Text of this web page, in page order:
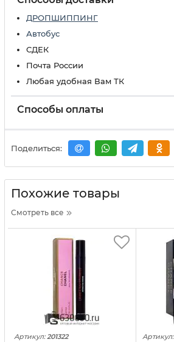
ДРОПШИППИНГ
Автобус
СДЕК
Почта России
Любая удобная Вам ТК
Способы оплаты
Поделиться:
Похожие товары
Смотреть все
Артикул: 201322 Артикул: